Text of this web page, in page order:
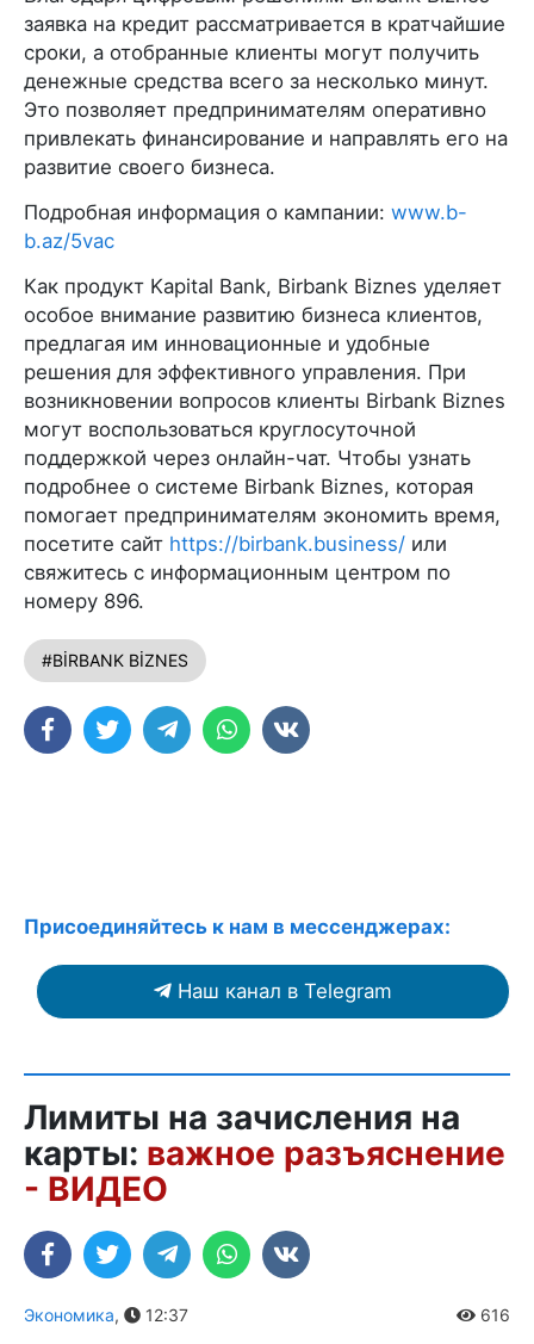
заявка на кредит рассматривается в кратчайшие
сроки, а отобранные клиенты могут получить
денежные средства всего за несколько минут.
Это позволяет предпринимателям оперативно
привлекать финансирование и направлять его на
развитие своего бизнеса.
Подробная информация о кампании: www.b-
b.az/5vac
Как продукт Kapital Bank, Birbank Biznes уделяет
особое внимание развитию бизнеса клиентов,
предлагая им инновационные и удобные
решения для эффективного управления. При
возникновении вопросов клиенты Birbank Biznes
могут воспользоваться круглосуточной
поддержкой через онлайн-чат. Чтобы узнать
подробнее о системе Birbank Biznes, которая
помогает предпринимателям экономить время,
посетите сайт https://birbank.business/ или
свяжитесь с информационным центром по
номеру 896.
#BİRBANK BİZNES
Присоединяйтесь к нам в мессенджерах:
Наш канал в Telegram
Лимиты на зачисления на
карты: важное разъяснение
- ВИДЕО
Экономика, 12:37 616